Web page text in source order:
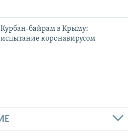
Курбан-байрам в Крыму:
испытание коронавирусом